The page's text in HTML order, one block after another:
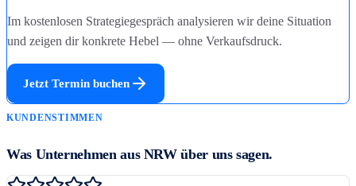
Im kostenlosen Strategiegespräch analysieren wir deine Situation
und zeigen dir konkrete Hebel — ohne Verkaufsdruck.
Jetzt Termin buchen
KUNDENSTIMMEN
Was Unternehmen aus NRW über uns sagen.